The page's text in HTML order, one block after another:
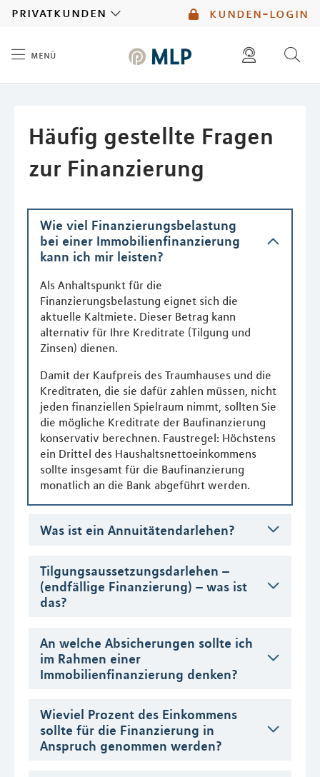
kunden-login
privatkunden
menü
Häufig gestellte Fragen
zur Finanzierung
Wie viel Finanzierungsbelastung
bei einer Immobilienfinanzierung
kann ich mir leisten?
Als Anhaltspunkt für die
Finanzierungsbelastung eignet sich die
aktuelle Kaltmiete. Dieser Betrag kann
alternativ für Ihre Kreditrate (Tilgung und
Zinsen) dienen.
Damit der Kaufpreis des Traumhauses und die
Kreditraten, die sie dafür zahlen müssen, nicht
jeden finanziellen Spielraum nimmt, sollten Sie
die mögliche Kreditrate der Baufinanzierung
konservativ berechnen. Faustregel: Höchstens
ein Drittel des Haushaltsnettoeinkommens
sollte insgesamt für die Baufinanzierung
monatlich an die Bank abgeführt werden.
Was ist ein Annuitätendarlehen?
Tilgungsaussetzungsdarlehen –
(endfällige Finanzierung) – was ist
das?
An welche Absicherungen sollte ich
im Rahmen einer
Immobilienfinanzierung denken?
Wieviel Prozent des Einkommens
sollte für die Finanzierung in
Anspruch genommen werden?